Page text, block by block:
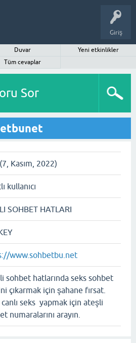
Giriş
Duvar
Yeni etkinlikler
Tüm cevaplar
Sor
Kasım, 2022)
kullanıcı
SOHBET HATLARI
www.sohbetbu.net
sohbet hatlarında seks sohbet
çıkarmak için şahane fırsat.
seks yapmak için ateşli
numaralarını arayın.